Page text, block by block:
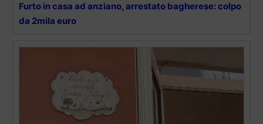
Furto in casa ad anziano, arrestato bagherese: colpo
da 2mila euro